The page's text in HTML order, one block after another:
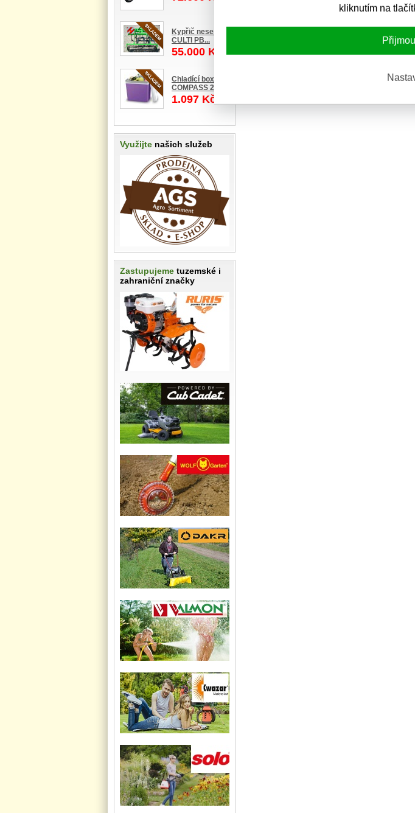
kliknutím na
Kypřič nesený
CULTI PB...
55.000 Kč
Chladící box
COMPASS 2...
1.097 Kč
Využijte našich služeb
Zastupujeme tuzemské i
zahraniční značky